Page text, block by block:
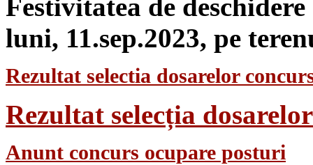
Festivitatea de
luni, 11.sep.2023, pe
Rezultat selectia dosarelor
Rezultat selecția
Anunt concurs ocupare posturi